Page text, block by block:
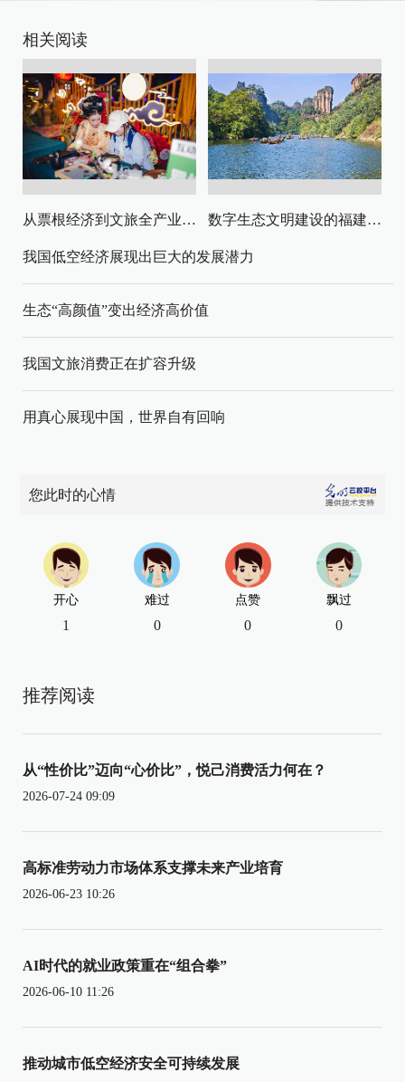
相关阅读
从票根经济到文旅全产业链升级 数字生态文明建设的福建路径与启示
我国低空经济展现出巨大的发展潜力
生态“高颜值”变出经济高价值
我国文旅消费正在扩容升级
用真心展现中国，世界自有回响
您此时的心情
开心
1
难过
0
点赞
0
飘过
0
推荐阅读
从“性价比”迈向“心价比”，悦己消费活力何在？
2026-07-24 09:09
高标准劳动力市场体系支撑未来产业培育
2026-06-23 10:26
AI时代的就业政策重在“组合拳”
2026-06-10 11:26
推动城市低空经济安全可持续发展